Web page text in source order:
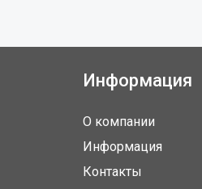
Информация
О компании
Информация
Контакты